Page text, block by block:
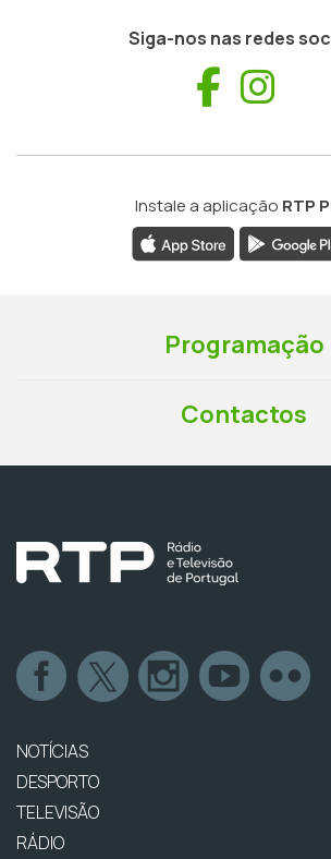
Siga-nos nas redes
Instale a aplicação RTP
Programação
Contactos
NOTÍCIAS
DESPORTO
TELEVISÃO
RÁDIO